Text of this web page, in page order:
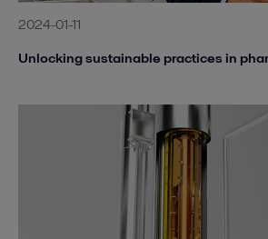
2024-01-11
Unlocking sustainable practices in